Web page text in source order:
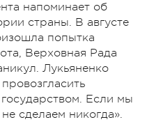
напоминает об
страны. В августе
попытка
Верховная Рада
Лукьяненко
Если мы
сделаем никогда».